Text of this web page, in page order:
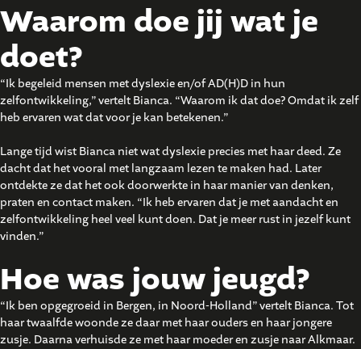
Waarom doe jij wat je
doet?
“Ik begeleid mensen met dyslexie en/of AD(H)D in hun
zelfontwikkeling,” vertelt Bianca. “Waarom ik dat doe? Omdat ik zelf
heb ervaren wat dat voor je kan betekenen.”
Lange tijd wist Bianca niet wat dyslexie precies met haar deed. Ze
dacht dat het vooral met langzaam lezen te maken had. Later
ontdekte ze dat het ook doorwerkte in haar manier van denken,
praten en contact maken. “Ik heb ervaren dat je met aandacht en
zelfontwikkeling heel veel kunt doen. Dat je meer rust in jezelf kunt
vinden.”
Hoe was jouw jeugd?
“Ik ben opgegroeid in Bergen, in Noord-Holland” vertelt Bianca. Tot
haar twaalfde woonde ze daar met haar ouders en haar jongere
zusje. Daarna verhuisde ze met haar moeder en zusje naar Alkmaar.